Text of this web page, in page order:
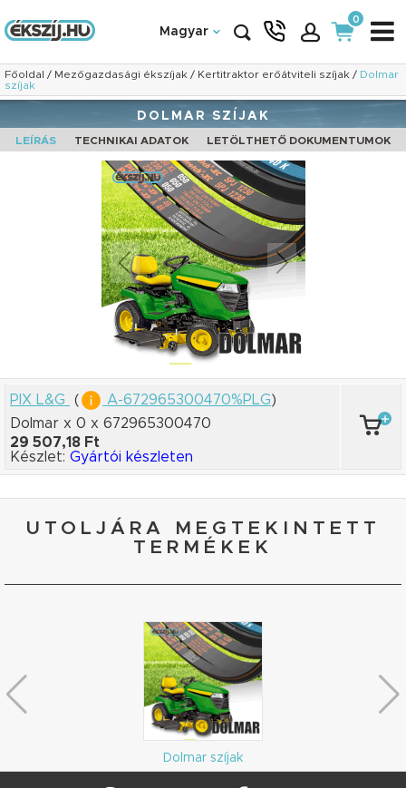
Magyar
0
Főoldal / Mezőgazdasági ékszíjak / Kertitraktor erőátviteli szíjak / Dolmar
szíjak
DOLMAR SZÍJAK
LEÍRÁS TECHNIKAI ADATOK LETÖLTHETŐ DOKUMENTUMOK
PIX L&G ( A-672965300470%PLG)
Dolmar x 0 x 672965300470
29 507,18 Ft
Készlet: Gyártói készleten
UTOLJÁRA MEGTEKINTETT
TERMÉKEK
Dolmar szíjak